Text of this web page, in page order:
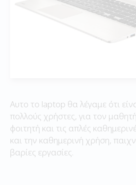
Αυτο το laptop θα λέγαμε ότι
πολλούς χρήστες, για τον
φοιτητή και τις απλές
και την καθημερινή χρήση,
βαρίες εργασίες.